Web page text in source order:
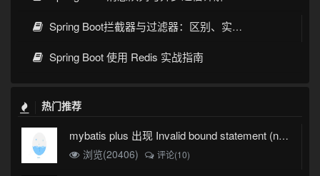
Spring Boot拦截器与过滤器：区别、实现与实战指南
Spring Boot 使用 Redis 实战指南
热门推荐
mybatis plus 出现 Invalid bound statement (not found)
浏览(20406)
评论(10)